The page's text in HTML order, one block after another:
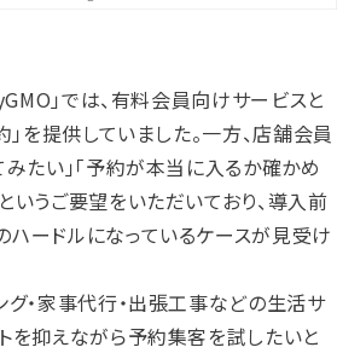
」では、有料会員向けサービスと
」を提供していました。一方、店舗会員
みたい」「予約が本当に入るか確かめ
いうご要望をいただいており、導入前
ードルになっているケースが見受け
グ・家事代行・出張工事などの生活サ
を抑えながら予約集客を試したいと